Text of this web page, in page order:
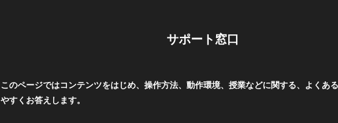
サポート窓口
このページではコンテンツをはじめ、操作方法、動作環境、授業などに関する、よくあ
やすくお答えします。